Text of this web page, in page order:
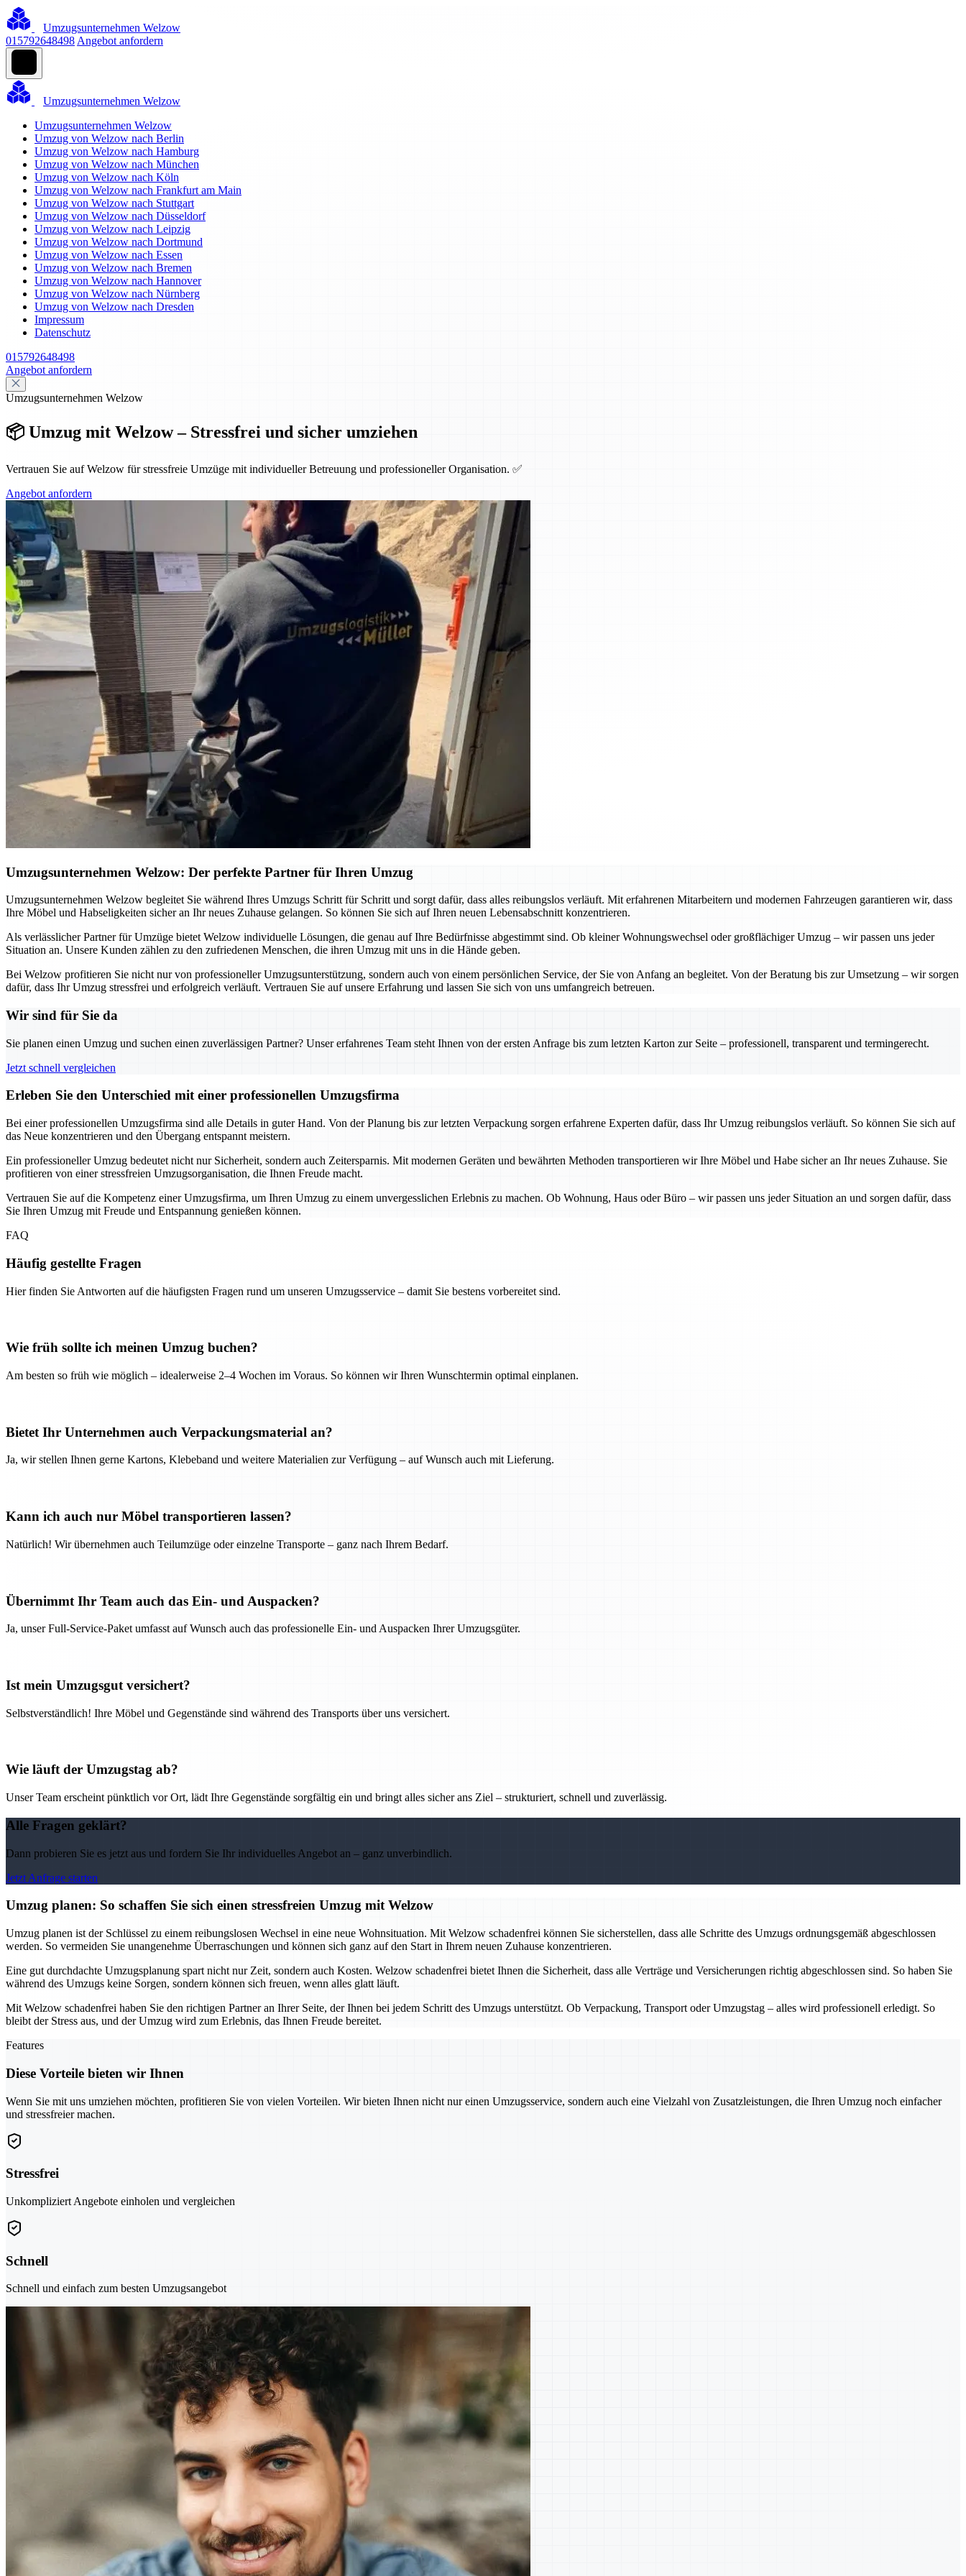
Umzugsunternehmen Welzow
015792648498 Angebot anfordern
Umzugsunternehmen Welzow
Umzugsunternehmen Welzow
Umzug von Welzow nach Berlin
Umzug von Welzow nach Hamburg
Umzug von Welzow nach München
Umzug von Welzow nach Köln
Umzug von Welzow nach Frankfurt am Main
Umzug von Welzow nach Stuttgart
Umzug von Welzow nach Düsseldorf
Umzug von Welzow nach Leipzig
Umzug von Welzow nach Dortmund
Umzug von Welzow nach Essen
Umzug von Welzow nach Bremen
Umzug von Welzow nach Hannover
Umzug von Welzow nach Nürnberg
Umzug von Welzow nach Dresden
Impressum
Datenschutz
015792648498
Angebot anfordern
Umzugsunternehmen Welzow
📦 Umzug mit Welzow – Stressfrei und sicher umziehen
Vertrauen Sie auf Welzow für stressfreie Umzüge mit individueller Betreuung und professioneller Organisation. ✅
Angebot anfordern
Umzugsunternehmen Welzow: Der perfekte Partner für Ihren Umzug
Umzugsunternehmen Welzow begleitet Sie während Ihres Umzugs Schritt für Schritt und sorgt dafür, dass alles reibungslos verläuft. Mit erfahrenen Mitarbeitern und modernen Fahrzeugen garantieren wir, dass
Ihre Möbel und Habseligkeiten sicher an Ihr neues Zuhause gelangen. So können Sie sich auf Ihren neuen Lebensabschnitt konzentrieren.
Als verlässlicher Partner für Umzüge bietet Welzow individuelle Lösungen, die genau auf Ihre Bedürfnisse abgestimmt sind. Ob kleiner Wohnungswechsel oder großflächiger Umzug – wir passen uns jeder
Situation an. Unsere Kunden zählen zu den zufriedenen Menschen, die ihren Umzug mit uns in die Hände geben.
Bei Welzow profitieren Sie nicht nur von professioneller Umzugsunterstützung, sondern auch von einem persönlichen Service, der Sie von Anfang an begleitet. Von der Beratung bis zur Umsetzung – wir sorgen
dafür, dass Ihr Umzug stressfrei und erfolgreich verläuft. Vertrauen Sie auf unsere Erfahrung und lassen Sie sich von uns umfangreich betreuen.
Wir sind für Sie da
Sie planen einen Umzug und suchen einen zuverlässigen Partner? Unser erfahrenes Team steht Ihnen von der ersten Anfrage bis zum letzten Karton zur Seite – professionell, transparent und termingerecht.
Jetzt schnell vergleichen
Erleben Sie den Unterschied mit einer professionellen Umzugsfirma
Bei einer professionellen Umzugsfirma sind alle Details in guter Hand. Von der Planung bis zur letzten Verpackung sorgen erfahrene Experten dafür, dass Ihr Umzug reibungslos verläuft. So können Sie sich auf
das Neue konzentrieren und den Übergang entspannt meistern.
Ein professioneller Umzug bedeutet nicht nur Sicherheit, sondern auch Zeitersparnis. Mit modernen Geräten und bewährten Methoden transportieren wir Ihre Möbel und Habe sicher an Ihr neues Zuhause. Sie
profitieren von einer stressfreien Umzugsorganisation, die Ihnen Freude macht.
Vertrauen Sie auf die Kompetenz einer Umzugsfirma, um Ihren Umzug zu einem unvergesslichen Erlebnis zu machen. Ob Wohnung, Haus oder Büro – wir passen uns jeder Situation an und sorgen dafür, dass
Sie Ihren Umzug mit Freude und Entspannung genießen können.
FAQ
Häufig gestellte Fragen
Hier finden Sie Antworten auf die häufigsten Fragen rund um unseren Umzugsservice – damit Sie bestens vorbereitet sind.
Wie früh sollte ich meinen Umzug buchen?
Am besten so früh wie möglich – idealerweise 2–4 Wochen im Voraus. So können wir Ihren Wunschtermin optimal einplanen.
Bietet Ihr Unternehmen auch Verpackungsmaterial an?
Ja, wir stellen Ihnen gerne Kartons, Klebeband und weitere Materialien zur Verfügung – auf Wunsch auch mit Lieferung.
Kann ich auch nur Möbel transportieren lassen?
Natürlich! Wir übernehmen auch Teilumzüge oder einzelne Transporte – ganz nach Ihrem Bedarf.
Übernimmt Ihr Team auch das Ein- und Auspacken?
Ja, unser Full-Service-Paket umfasst auf Wunsch auch das professionelle Ein- und Auspacken Ihrer Umzugsgüter.
Ist mein Umzugsgut versichert?
Selbstverständlich! Ihre Möbel und Gegenstände sind während des Transports über uns versichert.
Wie läuft der Umzugstag ab?
Unser Team erscheint pünktlich vor Ort, lädt Ihre Gegenstände sorgfältig ein und bringt alles sicher ans Ziel – strukturiert, schnell und zuverlässig.
Alle Fragen geklärt?
Dann probieren Sie es jetzt aus und fordern Sie Ihr individuelles Angebot an – ganz unverbindlich.
Jetzt Anfrage starten
Umzug planen: So schaffen Sie sich einen stressfreien Umzug mit Welzow
Umzug planen ist der Schlüssel zu einem reibungslosen Wechsel in eine neue Wohnsituation. Mit Welzow schadenfrei können Sie sicherstellen, dass alle Schritte des Umzugs ordnungsgemäß abgeschlossen
werden. So vermeiden Sie unangenehme Überraschungen und können sich ganz auf den Start in Ihrem neuen Zuhause konzentrieren.
Eine gut durchdachte Umzugsplanung spart nicht nur Zeit, sondern auch Kosten. Welzow schadenfrei bietet Ihnen die Sicherheit, dass alle Verträge und Versicherungen richtig abgeschlossen sind. So haben Sie
während des Umzugs keine Sorgen, sondern können sich freuen, wenn alles glatt läuft.
Mit Welzow schadenfrei haben Sie den richtigen Partner an Ihrer Seite, der Ihnen bei jedem Schritt des Umzugs unterstützt. Ob Verpackung, Transport oder Umzugstag – alles wird professionell erledigt. So
bleibt der Stress aus, und der Umzug wird zum Erlebnis, das Ihnen Freude bereitet.
Features
Diese Vorteile bieten wir Ihnen
Wenn Sie mit uns umziehen möchten, profitieren Sie von vielen Vorteilen. Wir bieten Ihnen nicht nur einen Umzugsservice, sondern auch eine Vielzahl von Zusatzleistungen, die Ihren Umzug noch einfacher
und stressfreier machen.
Stressfrei
Unkompliziert Angebote einholen und vergleichen
Schnell
Schnell und einfach zum besten Umzugsangebot